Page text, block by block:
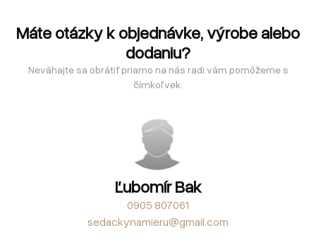
Máte otázky k objednávke, výrobe alebo
dodaniu?
Neváhajte sa obrátiť priamo na nás radi vám pomôžeme s
čímkoľvek.
Ľubomír Bak
0905 807061
sedackynamieru@gmail.com